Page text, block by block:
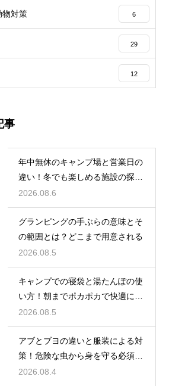
物対策 6
29
12
事
年中無休のキャンプ場と営業日の
違い！冬でも楽しめる施設の探し
方
2026.08.6
グランピングの手ぶらの意味とそ
の範囲とは？どこまで用意される
2026.08.5
キャンプでの寝袋と湯たんぽの使
い方！朝までポカポカで快適に眠
る方法
2026.08.5
アブとブヨの違いと服装による対
策！危険な虫から身を守る必須知
識
2026.08.4